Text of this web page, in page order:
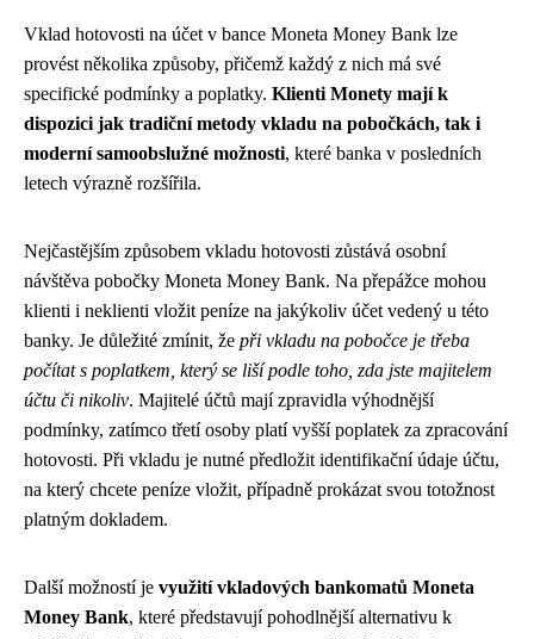
Vklad hotovosti na účet v bance Moneta Money Bank lze
provést několika způsoby, přičemž každý z nich má své
specifické podmínky a poplatky. Klienti Monety mají k
dispozici jak tradiční metody vkladu na pobočkách, tak i
moderní samoobslužné možnosti, které banka v posledních
letech výrazně rozšířila.
Nejčastějším způsobem vkladu hotovosti zůstává osobní
návštěva pobočky Moneta Money Bank. Na přepážce mohou
klienti i neklienti vložit peníze na jakýkoliv účet vedený u této
banky. Je důležité zmínit, že při vkladu na pobočce je třeba
počítat s poplatkem, který se liší podle toho, zda jste majitelem
účtu či nikoliv. Majitelé účtů mají zpravidla výhodnější
podmínky, zatímco třetí osoby platí vyšší poplatek za zpracování
hotovosti. Při vkladu je nutné předložit identifikační údaje účtu,
na který chcete peníze vložit, případně prokázat svou totožnost
platným dokladem.
Další možností je využití vkladových bankomatů Moneta
Money Bank, které představují pohodlnější alternativu k